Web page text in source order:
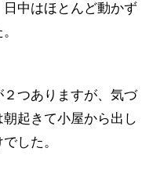
日中はほとんど動かず
つありますが、気づ
起きて小屋から出し
した。